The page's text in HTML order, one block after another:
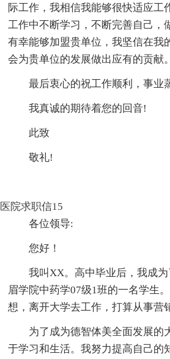
际工作，我相信我能够很快适应工
工作中不断学习，不断完善自己，
有幸能够加盟贵单位，我坚信在我
会为贵单位的发展做出应有的贡献。
最后衷心的祝工作顺利，事业
我真诚的期待着您的回音!
此致
敬礼!
医院求职信15
各位领导:
您好！
我叫XX。高中毕业后，我成
眉学院中药学07级1班的一名学生
想，离开大学去工作，打算从事营
为了成为德智体美全面发展的
于学习和生活。我努力提高自己的